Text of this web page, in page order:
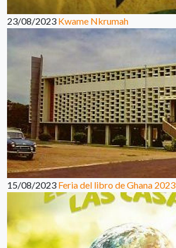
23/08/2023 Kwame Nkrumah
15/08/2023 Feria del libro de Ghana 2023